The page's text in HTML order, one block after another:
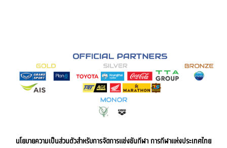
นโยบายความเป็นส่วนตัวสำหรับการจัดการแข่งขันกีฬา การกีฬาแห่งประเทศไทย